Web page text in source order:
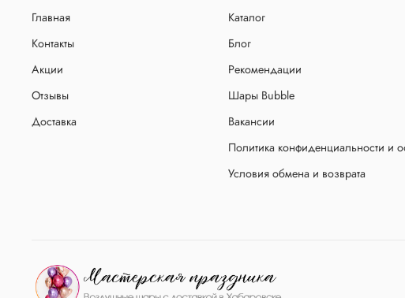
Главная
Контакты
Акции
Отзывы
Доставка
Каталог
Блог
Рекомендации
Шары Bubble
Вакансии
Политика конфиденциальности и
Условия обмена и возврата